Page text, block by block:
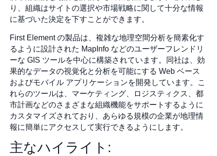
り、組織はサイトの選択や市場戦略に関して十分な情報
に基づいた決定を下すことができます。
First Element の製品は、複雑な地理空間分析を簡素化す
るように設計された MapInfo などのユーザーフレンドリ
ーな GIS ツールを中心に構築されています。同社は、効
果的なデータの視覚化と分析を可能にする Web ベース
およびモバイル アプリケーションを開発しています。こ
れらのツールは、マーケティング、ロジスティクス、都
市計画などのさまざまな組織機能をサポートするように
カスタマイズされており、あらゆる規模の企業が地理情
報に簡単にアクセスして実行できるようにします。
主なハイライト: